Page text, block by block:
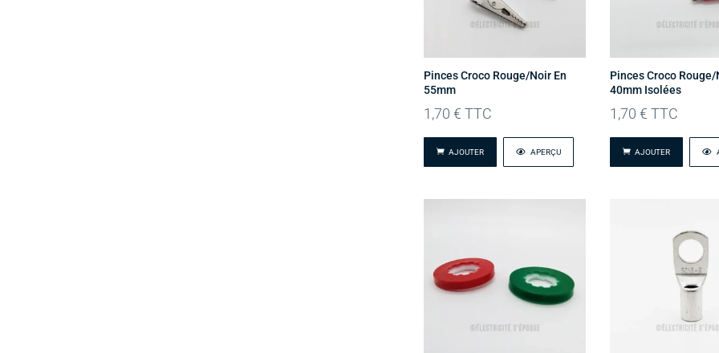
Pinces Croco Rouge/Noir En
55mm
1,70 € TTC
AJOUTER APERÇU
Pinces Croco Rouge/
40mm Isolées
1,70 € TTC
AJOUTER